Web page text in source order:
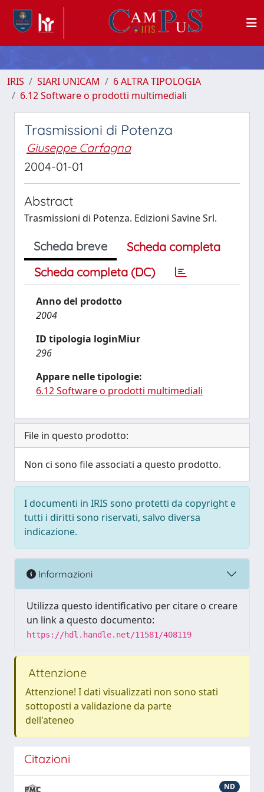
IRIS SIARI UNICAM
6 ALTRA TIPOLOGIA
6.12 Software o prodotti multimediali
Trasmissioni di Potenza
Giuseppe Carfagna
2004-01-01
Abstract
Trasmissioni di Potenza. Edizioni Savine Srl.
Scheda breve
Scheda completa
Scheda completa (DC)
Anno del prodotto
2004
ID tipologia loginMiur
296
Appare nelle tipologie:
6.12 Software o prodotti multimediali
File in questo prodotto:
Non ci sono file associati a questo prodotto.
I documenti in IRIS sono protetti da copyright e
tutti i diritti sono riservati, salvo diversa
indicazione.
Informazioni
Utilizza questo identificativo per citare o creare
un link a questo documento:
https://hdl.handle.net/11581/408119
Attenzione
Attenzione! I dati visualizzati non sono stati
sottoposti a validazione da parte
dell'ateneo
Citazioni
ND